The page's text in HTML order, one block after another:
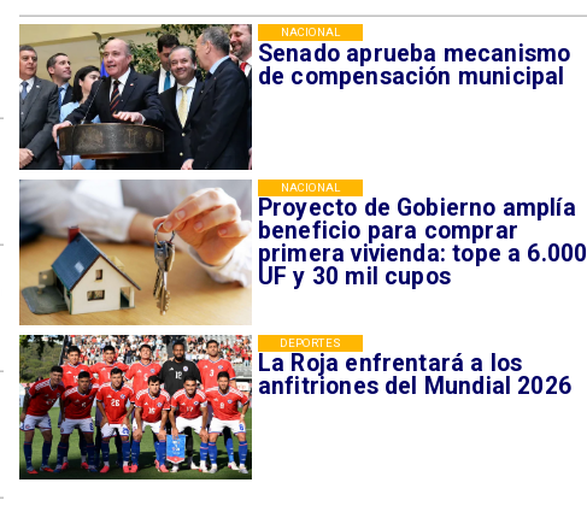
Senado aprueba mecanismo
de compensación municipal
NACIONAL
Proyecto de Gobierno amplía
beneficio para comprar
primera vivienda: tope a 6.000
UF y 30 mil cupos
NACIONAL
La Roja enfrentará a los
anfitriones del Mundial 2026
DEPORTES